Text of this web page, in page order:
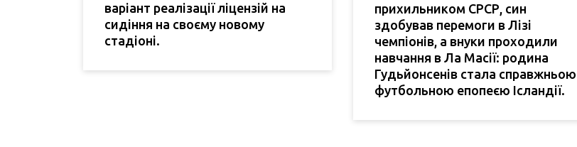
варіант реалізації ліцензій на
сидіння на своєму новому
стадіоні.
прихильником СРСР, син
здобував перемоги в Лізі
чемпіонів, а внуки проходили
навчання в Ла Масії: родина
Гудьйонсенів стала справжньою
футбольною епопеєю Ісландії.